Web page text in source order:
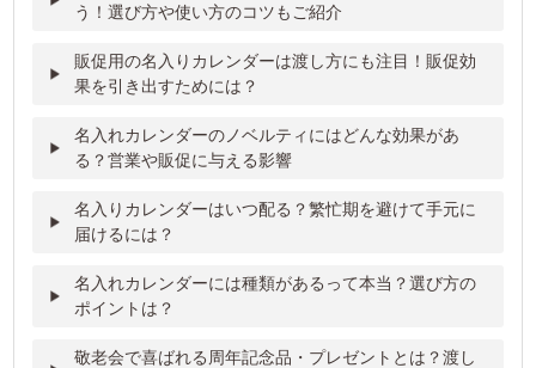
う！選び方や使い方のコツもご紹介
販促用の名入りカレンダーは渡し方にも注目！販促効
果を引き出すためには？
名入れカレンダーのノベルティにはどんな効果があ
る？営業や販促に与える影響
名入りカレンダーはいつ配る？繁忙期を避けて手元に
届けるには？
名入れカレンダーには種類があるって本当？選び方の
ポイントは？
敬老会で喜ばれる周年記念品・プレゼントとは？渡し